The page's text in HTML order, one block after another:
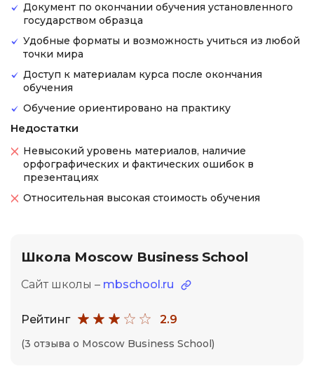
Документ по окончании обучения установленного
государством образца
Удобные форматы и возможность учиться из любой
точки мира
Доступ к материалам курса после окончания
обучения
Обучение ориентировано на практику
Недостатки
Невысокий уровень материалов, наличие
орфографических и фактических ошибок в
презентациях
Относительная высокая стоимость обучения
Школа Moscow Business School
Сайт школы – mbschool.ru
Рейтинг 2.9
(3 отзыва о Moscow Business School)